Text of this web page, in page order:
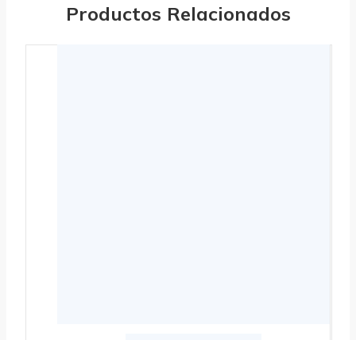
Productos Relacionados